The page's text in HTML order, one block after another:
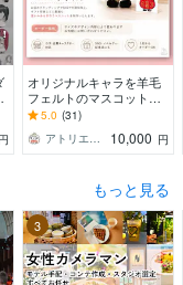
円
オリジナルキャラを羊毛
フェルトのマスコットに
します 写真や画像、手書
します☆
5.0 (31)
アトリエクラウン
10,000 円
もっと見る
3